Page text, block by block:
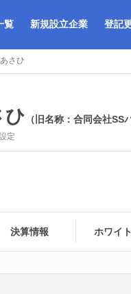
覧 新規設立企業 登記
さひ
ひ （旧名称：合同会社SS
定
決算情報 ホワイ